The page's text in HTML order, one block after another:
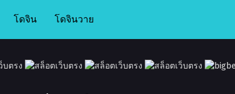
โดจิน โดจินวาย